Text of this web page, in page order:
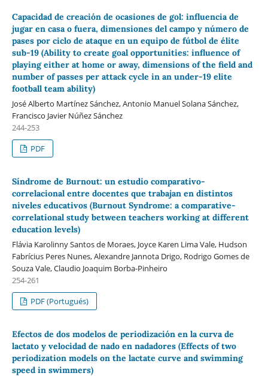
Capacidad de creación de ocasiones de gol: influencia de
jugar en casa o fuera, dimensiones del campo y número de
pases por ciclo de ataque en un equipo de fútbol de élite
sub-19 (Ability to create goal opportunities: influence of
playing either at home or away, dimensions of the field and
number of passes per attack cycle in an under-19 elite
football team ability)
José Alberto Martínez Sánchez, Antonio Manuel Solana Sánchez,
Francisco Javier Núñez Sánchez
244-253
PDF
Síndrome de Burnout: un estudio comparativo-
correlacional entre docentes que trabajan en distintos
niveles educativos (Burnout Syndrome: a comparative-
correlational study between teachers working at different
education levels)
Flávia Karolinny Santos de Moraes, Joyce Karen Lima Vale, Hudson
Fabrícius Peres Nunes, Alexandre Jannota Drigo, Rodrigo Gomes de
Souza Vale, Claudio Joaquim Borba-Pinheiro
254-261
PDF (Portugués)
Efectos de dos modelos de periodización en la curva de
lactato y velocidad de nado en nadadores (Effects of two
periodization models on the lactate curve and swimming
speed in swimmers)